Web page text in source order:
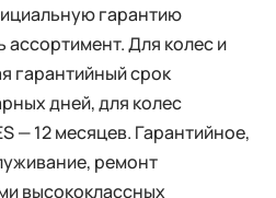
гарантию
ассортимент. Для колес и
гарантийный срок
дней, для колес
— 12 месяцев. Гарантийное,
ремонт
высококлассных